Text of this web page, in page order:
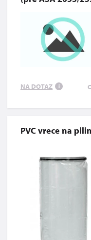
NA DOTAZ i
PVC vrece na